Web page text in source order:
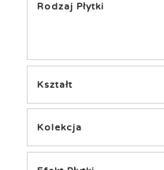
Rodzaj Płytki
Kształt
Kolekcja